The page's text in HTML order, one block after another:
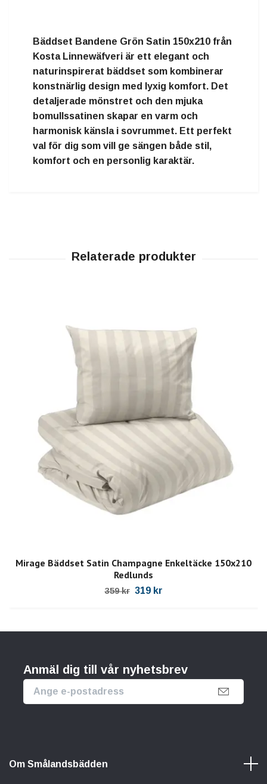
Bäddset Bandene Grön Satin 150x210 från
Kosta Linnewäfveri är ett elegant och
naturinspirerat bäddset som kombinerar
konstnärlig design med lyxig komfort. Det
detaljerade mönstret och den mjuka
bomullssatinen skapar en varm och
harmonisk känsla i sovrummet. Ett perfekt
val för dig som vill ge sängen både stil,
komfort och en personlig karaktär.
Mirage Bäddset Satin Champagne Enkeltäcke 150x210
Redlunds
359 kr 319 kr
Anmäl dig till vår nyhetsbrev
Om Smålandsbädden